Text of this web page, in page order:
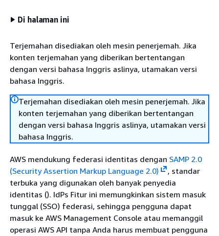
Di halaman ini
Terjemahan disediakan oleh mesin penerjemah. Jika
konten terjemahan yang diberikan bertentangan
dengan versi bahasa Inggris aslinya, utamakan versi
bahasa Inggris.
Terjemahan disediakan oleh mesin penerjemah. Jika
konten terjemahan yang diberikan bertentangan
dengan versi bahasa Inggris aslinya, utamakan versi
bahasa Inggris.
AWS mendukung federasi identitas dengan SAMP 2.0
(Security Assertion Markup Language 2.0)
, standar
terbuka yang digunakan oleh banyak penyedia
identitas (). IdPs Fitur ini memungkinkan sistem masuk
tunggal (SSO) federasi, sehingga pengguna dapat
masuk ke AWS Management Console atau memanggil
operasi AWS API tanpa Anda harus membuat pengguna